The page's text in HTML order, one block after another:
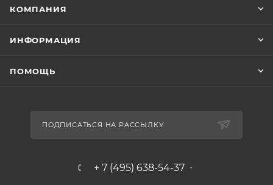
КОМПАНИЯ
ИНФОРМАЦИЯ
ПОМОЩЬ
ПОДПИСАТЬСЯ НА РАССЫЛКУ
+ 7 (495) 638-54-37